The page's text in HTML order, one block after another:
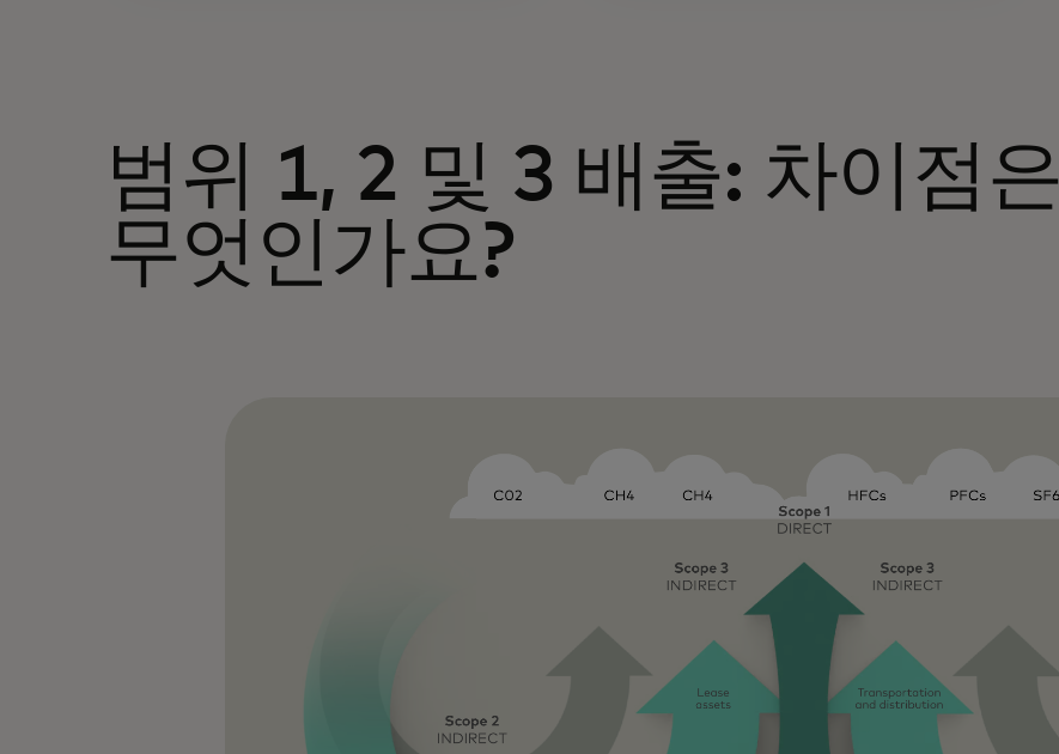
범위 1, 2 및 3 배출: 차이점은
무엇인가요?